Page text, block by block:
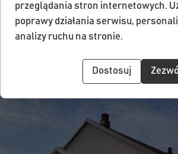
przeglądania stron internetowych.
poprawy działania serwisu,
analizy ruchu na stronie.
Dostosuj